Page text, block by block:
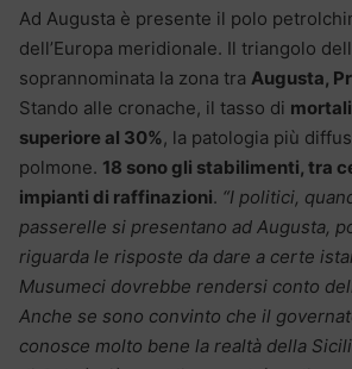
Ad Augusta è presente il polo
dell’Europa meridionale. Il triangolo
soprannominata la zona tra Augusta,
Stando alle cronache, il tasso di
superiore al 30%, la patologia più
polmone. 18 sono gli stabilimenti, tra
impianti di raffinazioni. “I politici,
passerelle si presentano ad Augusta,
riguarda le risposte da dare a certe
Musumeci dovrebbe rendersi conto
Anche se sono convinto che il
conosce molto bene la realtà della